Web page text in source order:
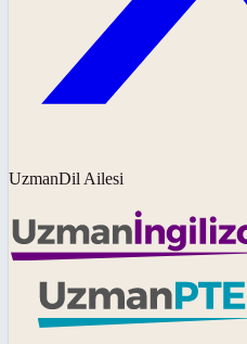
UzmanDil Ailesi